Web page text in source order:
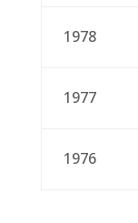
1978
1977
1976